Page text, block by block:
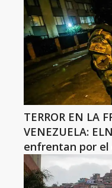
TERROR EN LA
VENEZUELA:
enfrentan por